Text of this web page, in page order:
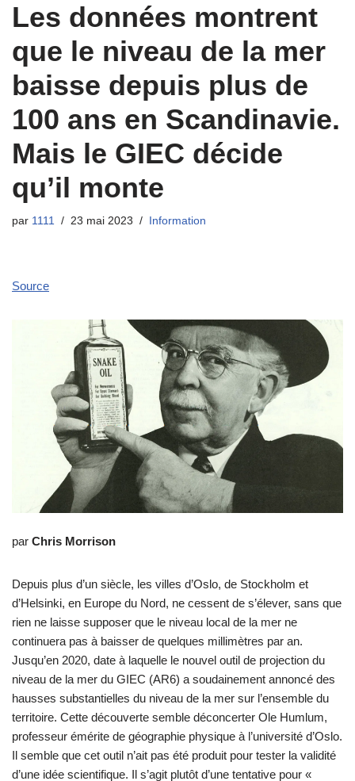
Les données montrent
que le niveau de la mer
baisse depuis plus de
100 ans en Scandinavie.
Mais le GIEC décide
qu’il monte
par 1111 23 mai 2023 Information
Source
par Chris Morrison
Depuis plus d’un siècle, les villes d’Oslo, de Stockholm et
d’Helsinki, en Europe du Nord, ne cessent de s’élever, sans que
rien ne laisse supposer que le niveau local de la mer ne
continuera pas à baisser de quelques millimètres par an.
Jusqu’en 2020, date à laquelle le nouvel outil de projection du
niveau de la mer du GIEC (AR6) a soudainement annoncé des
hausses substantielles du niveau de la mer sur l’ensemble du
territoire. Cette découverte semble déconcerter Ole Humlum,
professeur émérite de géographie physique à l’université d’Oslo.
Il semble que cet outil n’ait pas été produit pour tester la validité
d’une idée scientifique. Il s’agit plutôt d’une tentative pour «